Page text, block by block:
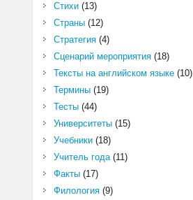
Стихи(13)
Страны(12)
Стратегия(4)
Сценарий мероприятия(18)
Тексты на английском языке(10)
Термины(19)
Тесты(44)
Университеты(15)
Учебники(18)
Учитель года(11)
Факты(17)
Филология(9)